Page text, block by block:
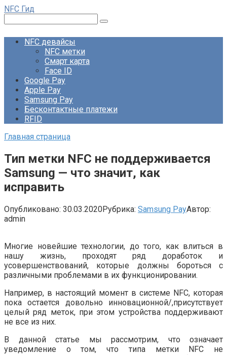
Перейти
контенту
NFC Гид
NFC девайсы
NFC метки
Смарт карта
Face ID
Google Pay
Apple Pay
Samsung Pay
Бесконтактные платежи
RFID
Главная страница
Тип метки NFC не поддерживается
Samsung — что значит, как
исправить
Опубликовано: 30.03.2020Рубрика: Samsung PayАвтор:
admin
Многие новейшие технологии, до того, как влиться в
нашу жизнь, проходят ряд доработок и
усовершенствований, которые должны бороться с
различными проблемами в их функционировании.
Например, в настоящий момент в системе NFC, которая
пока остается довольно инновационной/,присутствует
целый ряд меток, при этом устройства поддерживают
не все из них.
В данной статье мы рассмотрим, что означает
уведомление о том, что типа метки NFC не